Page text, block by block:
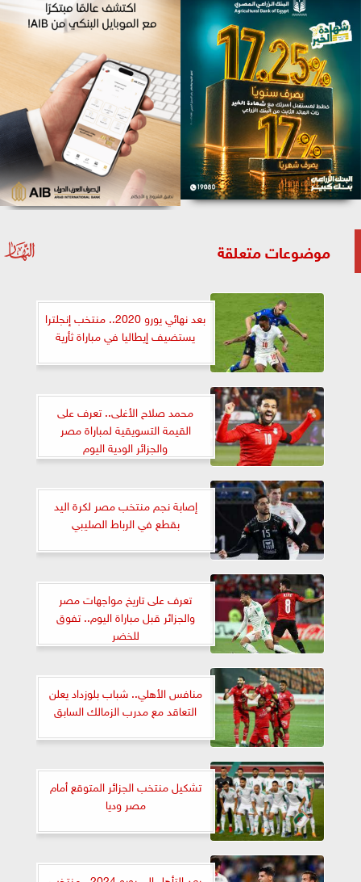
موضوعات متعلقة
بعد نهائي يورو 2020.. منتخب إنجلترا
يستضيف إيطاليا في مباراة ثأرية
محمد صلاح الأغلى.. تعرف على
القيمة التسويقية لمباراة مصر
والجزائر الودية اليوم
إصابة نجم منتخب مصر لكرة اليد
بقطع في الرباط الصليبي
تعرف على تاريخ مواجهات مصر
والجزائر قبل مباراة اليوم.. تفوق
للخضر
منافس الأهلي.. شباب بلوزداد يعلن
التعاقد مع مدرب الزمالك السابق
تشكيل منتخب الجزائر المتوقع أمام
مصر وديا